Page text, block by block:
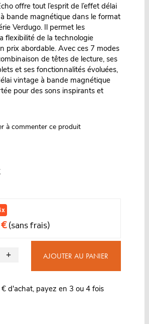
offre tout l’esprit de l’effet délai
à bande magnétique dans le format
Verdugo. Il permet les
flexibilité de la technologie
prix abordable. Avec ces 7 modes
de têtes de lecture, ses
et ses fonctionnalités évoluées,
vintage à bande magnétique
pour des sons inspirants et
à commenter ce produit
x
(sans frais)
+ AJOUTER AU PANIER
d'achat, payez en 3 ou 4 fois